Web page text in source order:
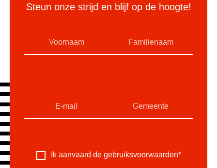
Steun onze strijd en blijf op de hoogte!
Ik aanvaard de gebruiksvoorwaarden*